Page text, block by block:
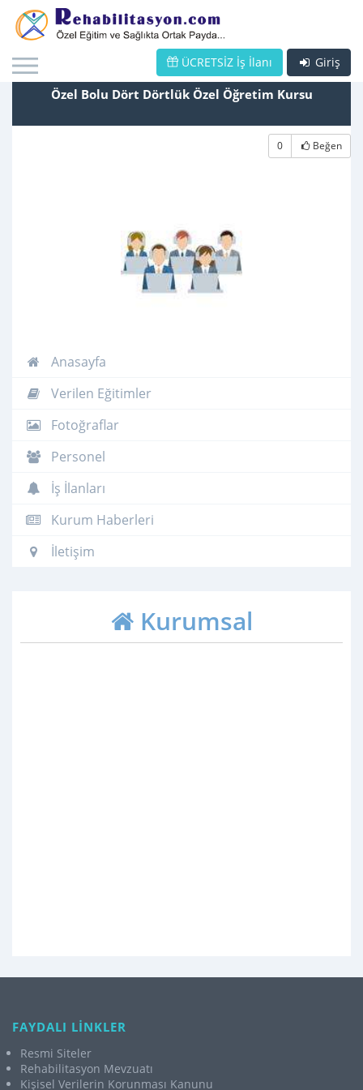
Giriş
ÜCRETSİZ İş İlanı
Özel Bolu Dört Dörtlük Özel Öğretim Kursu
0 Beğen
Anasayfa
Verilen Eğitimler
Fotoğraflar
Personel
İş İlanları
Kurum Haberleri
İletişim
Kurumsal
FAYDALI LİNKLER
Resmi Siteler
Rehabilitasyon Mevzuatı
Kişisel Verilerin Korunması Kanunu